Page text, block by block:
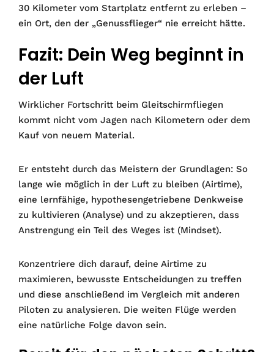
30 Kilometer vom Startplatz entfernt zu erleben –
ein Ort, den der „Genussflieger“ nie erreicht hätte.
Fazit: Dein Weg beginnt in
der Luft
Wirklicher Fortschritt beim Gleitschirmfliegen
kommt nicht vom Jagen nach Kilometern oder dem
Kauf von neuem Material.
Er entsteht durch das Meistern der Grundlagen: So
lange wie möglich in der Luft zu bleiben (Airtime),
eine lernfähige, hypothesengetriebene Denkweise
zu kultivieren (Analyse) und zu akzeptieren, dass
Anstrengung ein Teil des Weges ist (Mindset).
Konzentriere dich darauf, deine Airtime zu
maximieren, bewusste Entscheidungen zu treffen
und diese anschließend im Vergleich mit anderen
Piloten zu analysieren. Die weiten Flüge werden
eine natürliche Folge davon sein.